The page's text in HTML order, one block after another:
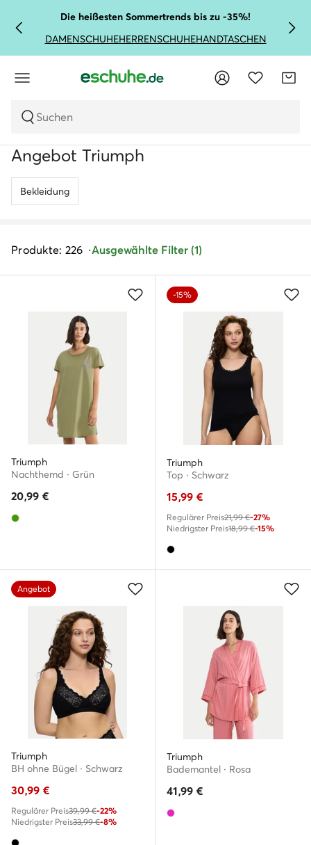
Die heißesten Sommertrends bis zu -35%!
DAMENSCHUHEHERRENSCHUHEHANDTASCHEN
Suchen
Angebot Triumph
Bekleidung
Produkte: 226 Ausgewählte Filter (1)
Triumph
Nachthemd · Grün
20,99 €
-15%
Triumph
Top · Schwarz
15,99 €
Regulärer Preis21,99 €-27%
Niedrigster Preis18,99 €-15%
Angebot
Triumph
BH ohne Bügel · Schwarz
30,99 €
Regulärer Preis39,99 €-22%
Niedrigster Preis33,99 €-8%
Triumph
Bademantel · Rosa
41,99 €